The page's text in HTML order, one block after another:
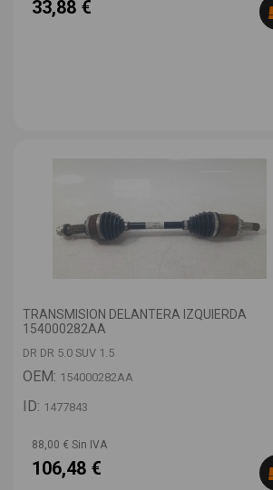
33,88 €
TRANSMISION DELANTERA IZQUIERDA
154000282AA
DR DR 5.0 SUV 1.5
OEM: 154000282AA
ID: 1477843
88,00 € Sin IVA
106,48 €